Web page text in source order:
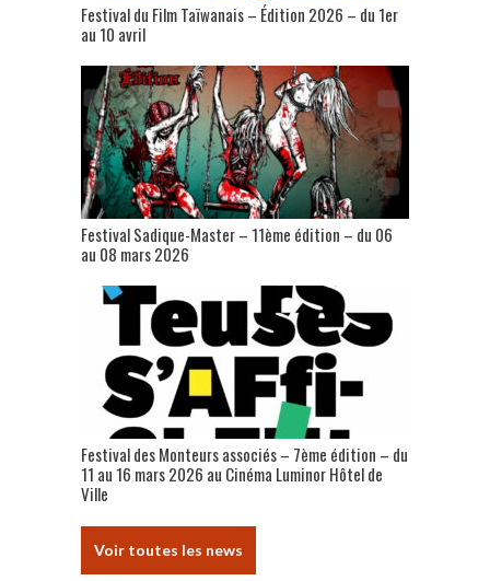
Festival du Film Taïwanais – Édition 2026 – du 1er
au 10 avril
Festival Sadique-Master – 11ème édition – du 06
au 08 mars 2026
Festival des Monteurs associés – 7ème édition – du
11 au 16 mars 2026 au Cinéma Luminor Hôtel de
Ville
Voir toutes les news